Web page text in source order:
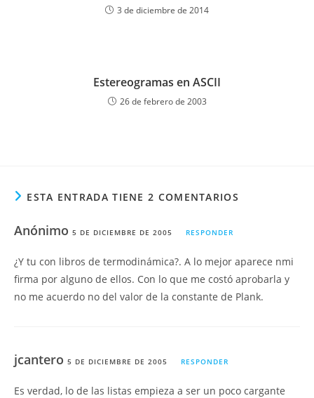
3 de diciembre de 2014
Estereogramas en ASCII
26 de febrero de 2003
ESTA ENTRADA TIENE 2 COMENTARIOS
Anónimo 5 DE DICIEMBRE DE 2005 RESPONDER
¿Y tu con libros de termodinámica?. A lo mejor aparece nmi
firma por alguno de ellos. Con lo que me costó aprobarla y
no me acuerdo no del valor de la constante de Plank.
jcantero 5 DE DICIEMBRE DE 2005 RESPONDER
Es verdad, lo de las listas empieza a ser un poco cargante